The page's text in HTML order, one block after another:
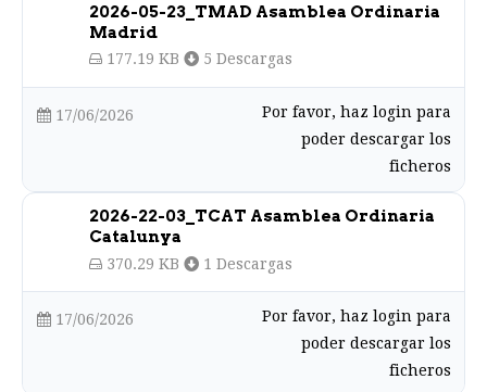
2026-05-23_TMAD Asamblea Ordinaria
Madrid
177.19 KB 5 Descargas
17/06/2026
Por favor, haz login para
poder descargar los
ficheros
2026-22-03_TCAT Asamblea Ordinaria
Catalunya
370.29 KB 1 Descargas
17/06/2026
Por favor, haz login para
poder descargar los
ficheros